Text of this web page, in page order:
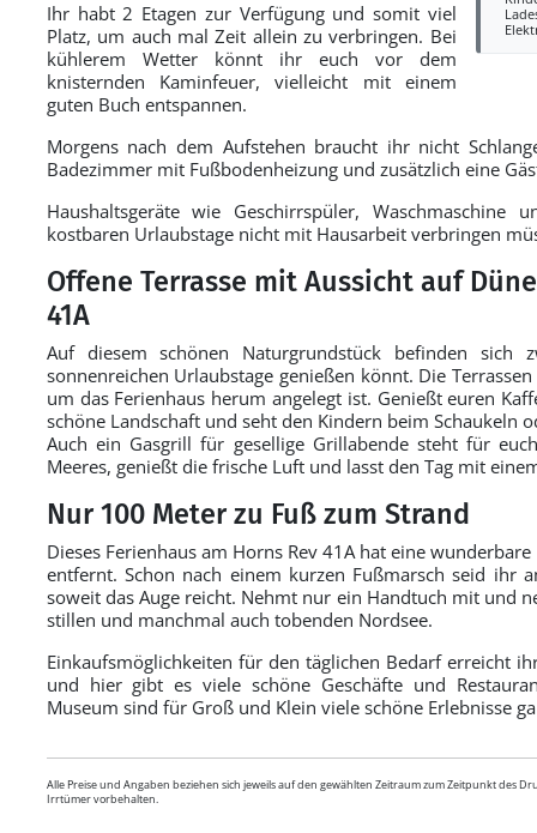
Ihr habt 2 Etagen zur Verfügung und somit viel
Platz, um auch mal Zeit allein zu verbringen. Bei
kühlerem Wetter könnt ihr euch vor dem
knisternden Kaminfeuer, vielleicht mit einem
guten Buch entspannen.
Morgens nach dem Aufstehen braucht ihr nicht
Badezimmer mit Fußbodenheizung und zusätzlich eine
Haushaltsgeräte wie Geschirrspüler,
kostbaren Urlaubstage nicht mit Hausarbeit verbringen
Offene Terrasse mit Aussicht auf
41A
Auf diesem schönen Naturgrundstück befinden
sonnenreichen Urlaubstage genießen könnt. Die
um das Ferienhaus herum angelegt ist. Genießt euren
schöne Landschaft und seht den Kindern beim Schaukeln
Auch ein Gasgrill für gesellige Grillabende steht für
Meeres, genießt die frische Luft und lasst den Tag mit
Nur 100 Meter zu Fuß zum Strand
Dieses Ferienhaus am Horns Rev 41A hat eine
entfernt. Schon nach einem kurzen Fußmarsch seid ihr
soweit das Auge reicht. Nehmt nur ein Handtuch mit und
stillen und manchmal auch tobenden Nordsee.
Einkaufsmöglichkeiten für den täglichen Bedarf erreicht
und hier gibt es viele schöne Geschäfte und
Museum sind für Groß und Klein viele schöne Erlebnisse
Alle Preise und Angaben beziehen sich jeweils auf den gewählten Zeitraum zum Zeitpunkt des
Irrtümer vorbehalten.